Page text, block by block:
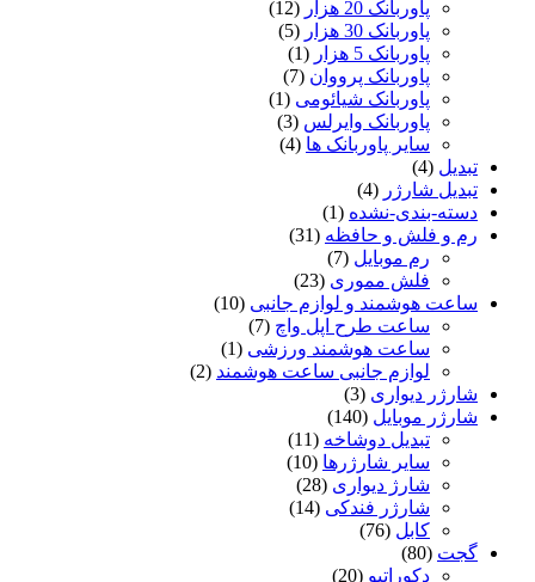
پاوربانک 20 هزار
(12)
پاوربانک 30 هزار
(5)
پاوربانک 5 هزار
(1)
پاوربانک پرووان (7)
پاوربانک شیائومی (1)
پاوربانک وایرلس (3)
سایر پاوربانک ها (4)
تبدیل (4)
تبدیل شارژر (4)
دسته-بندی-نشده (1)
رم و فلش و حافظه (31)
رم موبایل (7)
فلش مموری (23)
ساعت هوشمند و لوازم جانبی (10)
ساعت طرح اپل واچ (7)
ساعت هوشمند ورزشی (1)
لوازم جانبی ساعت هوشمند (2)
شارژر دیواری (3)
شارژر موبایل (140)
تبدیل دوشاخه (11)
سایر شارژرها (10)
شارژ دیواری (28)
شارژر فندکی (14)
کابل (76)
گجت (80)
دکوراتیو (20)